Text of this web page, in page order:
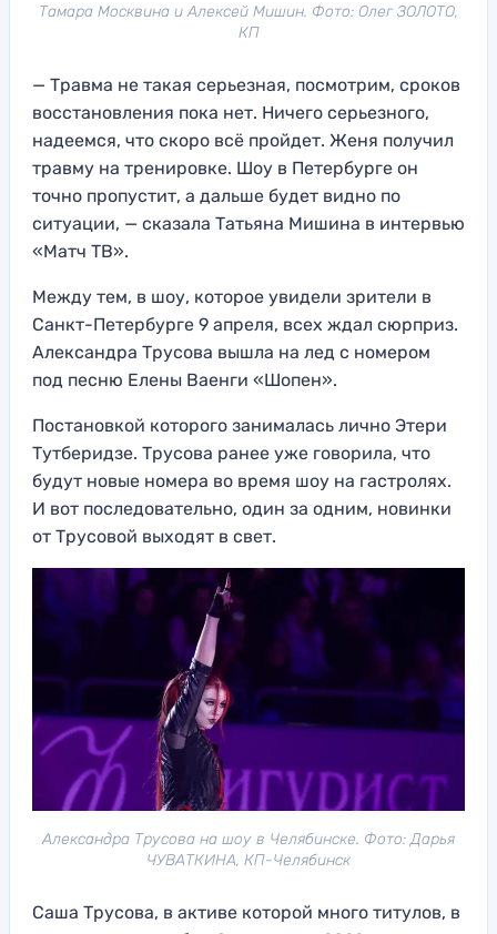
Тамара Москвина и Алексей Мишин. Фото: Олег ЗОЛОТО,
КП
— Травма не такая серьезная, посмотрим, сроков
восстановления пока нет. Ничего серьезного,
надеемся, что скоро всё пройдет. Женя получил
травму на тренировке. Шоу в Петербурге он
точно пропустит, а дальше будет видно по
ситуации, — сказала Татьяна Мишина в интервью
«Матч ТВ».
Между тем, в шоу, которое увидели зрители в
Санкт-Петербурге 9 апреля, всех ждал сюрприз.
Александра Трусова вышла на лед с номером
под песню Елены Ваенги «Шопен».
Постановкой которого занималась лично Этери
Тутберидзе. Трусова ранее уже говорила, что
будут новые номера во время шоу на гастролях.
И вот последовательно, один за одним, новинки
от Трусовой выходят в свет.
Александра Трусова на шоу в Челябинске. Фото: Дарья
ЧУВАТКИНА, КП-Челябинск
Саша Трусова, в активе которой много титулов, в